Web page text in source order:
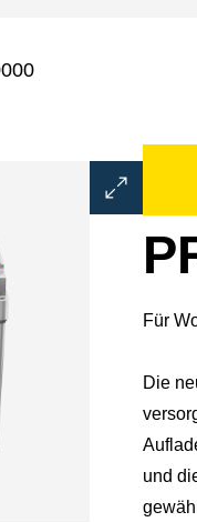
Bilddialog
öffnen
Für
Die
und